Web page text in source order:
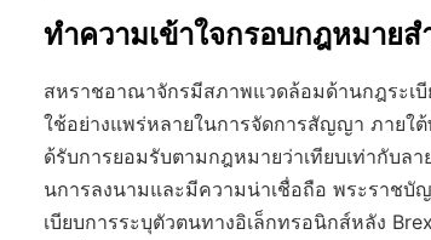
ทำความเข้าใจกรอบกฎหมาย
สหราชอาณาจักรมีสภาพแวดล้อมด้านกฎระเ
ใช้อย่างแพร่หลายในการจัดการสัญญา ภายใต้
ด้รับการยอมรับตามกฎหมายว่าเทียบเท่ากับล
นการลงนามและมีความน่าเชื่อถือ พระราชบั
เบียบการระบุตัวตนทางอิเล็กทรอนิกส์หลัง